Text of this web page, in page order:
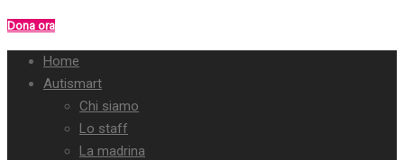
Dona ora
Home
Autismart
Chi siamo
Lo staff
La madrina